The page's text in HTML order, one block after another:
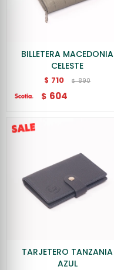
BILLETERA MACEDONIA
CELESTE
$ 710 $ 890
$ 604
TARJETERO TANZANIA
AZUL